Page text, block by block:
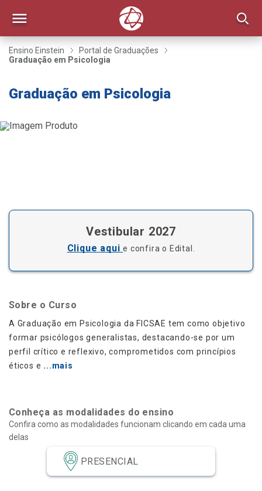
Ensino Einstein
Portal de Graduações
Graduação em Psicologia
Graduação em Psicologia
Vestibular 2027
Clique aquie confira o Edital.
candidatos aprovados para
matrícula.
confira o Edital
Sobre o Curso
A Graduação em Psicologia da FICSAE tem como objetivo
formar psicólogos generalistas, destacando-se por um
perfil crítico e reflexivo, comprometidos com princípios
éticos e ...mais
Conheça as modalidades do ensino
PRESENCIAL
Confira como as modalidades funcionam clicando em cada uma
delas